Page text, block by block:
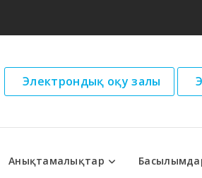
Электрондық оқу залы
Анықтамалықтар